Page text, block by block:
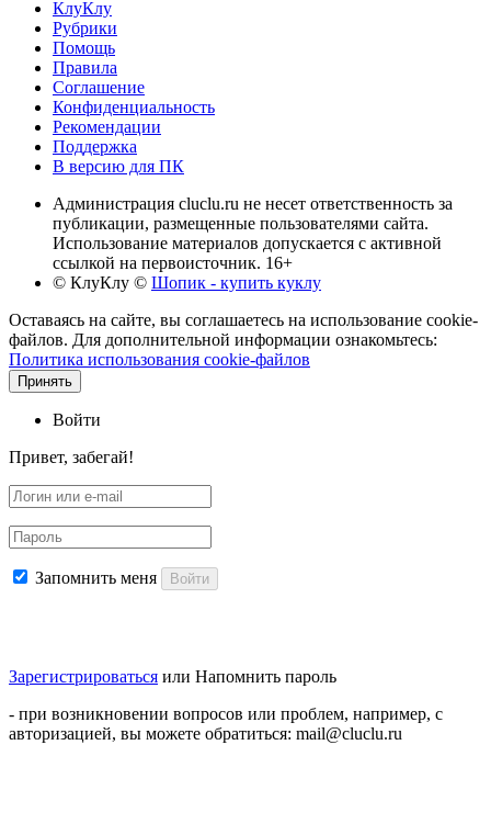
КлуКлу
Рубрики
Помощь
Правила
Соглашение
Конфиденциальность
Рекомендации
Поддержка
В версию для ПК
Администрация cluclu.ru не несет ответственность за
публикации, размещенные пользователями сайта.
Использование материалов допускается с активной
ссылкой на первоисточник. 16+
© КлуКлу © Шопик - купить куклу
Оставаясь на сайте, вы соглашаетесь на использование cookie-
файлов. Для дополнительной информации ознакомьтесь:
Политика использования cookie-файлов
Принять
Войти
Привет, забегай!
Запомнить меня Войти
Зарегистрироваться или Напомнить пароль
- при возникновении вопросов или проблем, например, с
авторизацией, вы можете обратиться: mail@cluclu.ru